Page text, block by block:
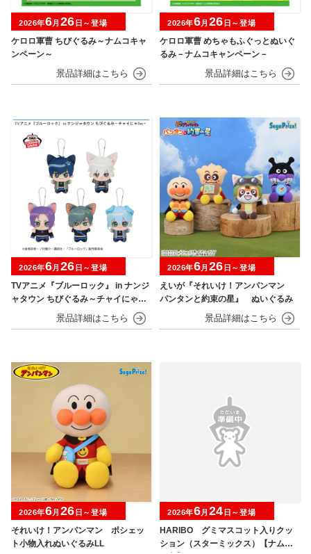
ケロロ軍曹 ちびぐるみ～ナムコキャ
ンペーン～
2026年6月 26 日～登場
ケロロ軍曹 めちゃもふぐっとぬいぐ
るみ－ナムコキャンペーン－
2026年6月 26 日～登場
TVアニメ『ブルーロック』 in ナンジ
ャタウン ちびぐるみ～チャイにゃFe
2026年6月 26 日～登場
えいが『それいけ！アンパンマン
パンタンと約束の星』 ぬいぐるみ
2026年6月 26 日～登場
それいけ！アンパンマン ポシェッ
ト小物入れぬいぐるみLL
2026年6月 26 日～登場
HARIBO グミマスコット入りクッ
ション（スターミックス）【ナムコ
2026年6月 24 日～登場